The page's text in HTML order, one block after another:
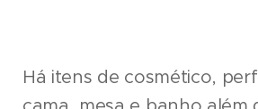
Há itens de cosmético,